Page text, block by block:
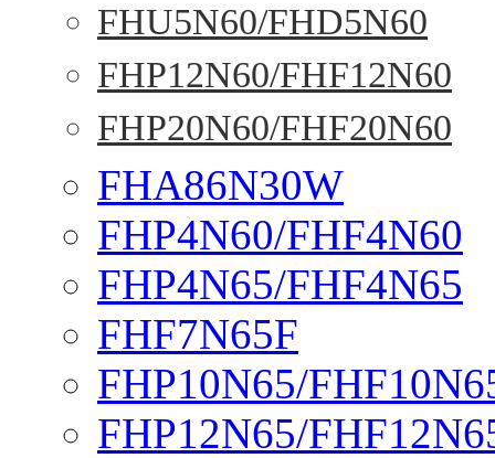
FHU5N60/FHD5N60
FHP12N60/FHF12N60
FHP20N60/FHF20N60
FHA86N30W
FHP4N60/FHF4N60
FHP4N65/FHF4N65
FHF7N65F
FHP10N65/
FHP12N65/